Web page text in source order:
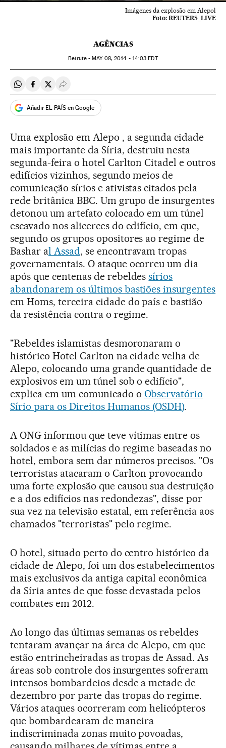
Imágenes da explosão em Alepol
Foto: REUTERS_LIVE
AGÊNCIAS
Beirute -MAY08, 2014 - 14:03 EDT
Compartir en Whatsapp
Compartir en Facebook
Compartir en Twitter
Desplegar Redes Sociales
Añadir EL PAÍS en Google
Uma explosão em Alepo , a segunda cidade
mais importante da Síria, destruiu nesta
segunda-feira o hotel Carlton Citadel e outros
edifícios vizinhos, segundo meios de
comunicação sírios e ativistas citados pela
rede britânica BBC. Um grupo de insurgentes
detonou um artefato colocado em um túnel
escavado nos alicerces do edifício, em que,
segundo os grupos opositores ao regime de
Bashar al Assad, se encontravam tropas
governamentais. O ataque ocorreu um dia
após que centenas de rebeldessírios
abandonarem os últimos bastiões insurgentes
em Homs, terceira cidade do país e bastião
da resistência contra o regime.
"Rebeldes islamistas desmoronaram o
histórico Hotel Carlton na cidade velha de
Alepo, colocando uma grande quantidade de
explosivos em um túnel sob o edifício",
explica em um comunicado o Observatório
Sírio para os Direitos Humanos (OSDH).
A ONG informou que teve vítimas entre os
soldados e as milícias do regime baseadas no
hotel, embora sem dar números precisos. "Os
terroristas atacaram o Carlton provocando
uma forte explosão que causou sua destruição
e a dos edifícios nas redondezas", disse por
sua vez na televisão estatal, em referência aos
chamados "terroristas" pelo regime.
O hotel, situado perto do centro histórico da
cidade de Alepo, foi um dos estabelecimentos
mais exclusivos da antiga capital econômica
da Síria antes de que fosse devastada pelos
combates em 2012.
Ao longo das últimas semanas os rebeldes
tentaram avançar na área de Alepo, em que
estão entrincheiradas as tropas de Assad. As
áreas sob controle dos insurgentes sofreram
intensos bombardeios desde a metade de
dezembro por parte das tropas do regime.
Vários ataques ocorreram com helicópteros
que bombardearam de maneira
indiscriminada zonas muito povoadas,